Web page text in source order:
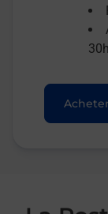
30h